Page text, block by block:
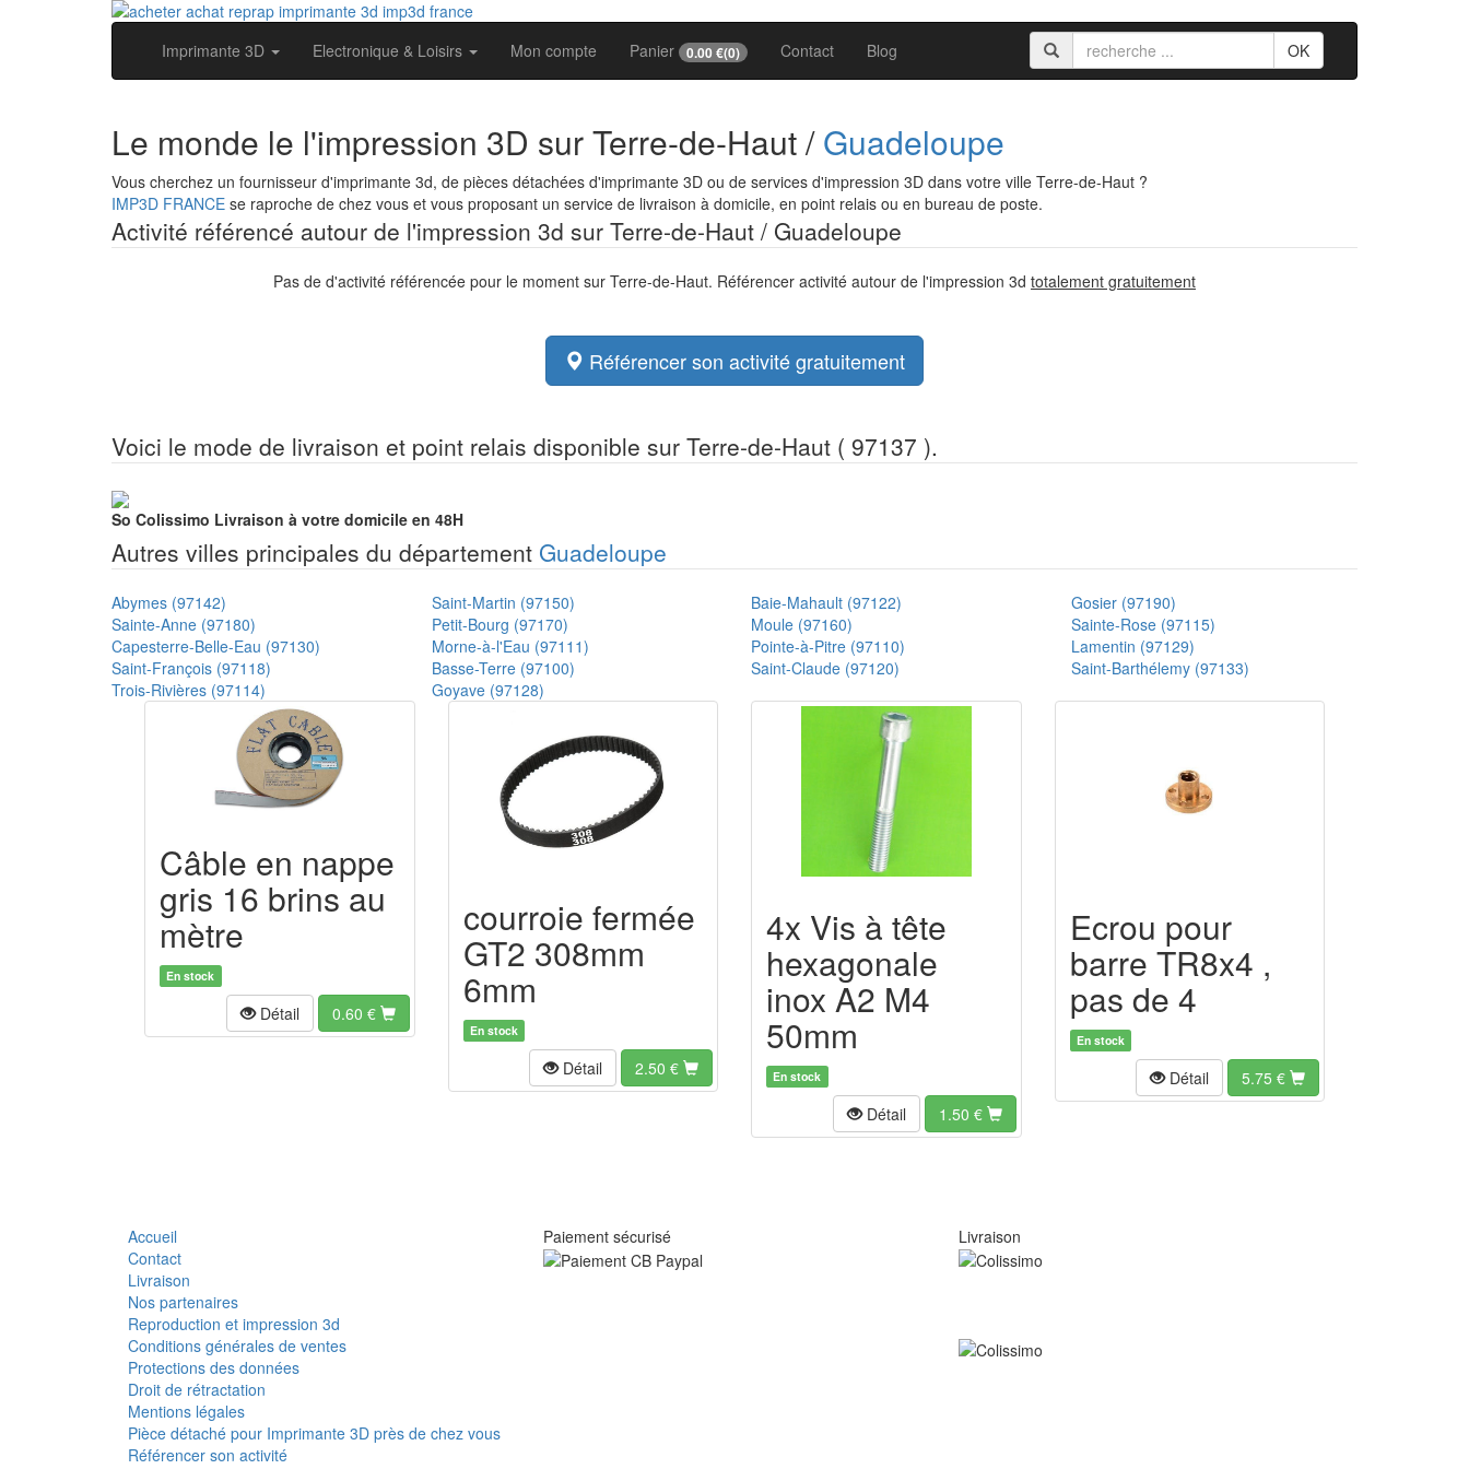
Imprimante 3D Electronique & Loisirs Mon compte Panier 0.00 €(0) Contact Blog OK
Le monde le l'impression 3D sur Terre-de-Haut /Guadeloupe
Vous cherchez un fournisseur d'imprimante 3d, de pièces détachées d'imprimante 3D ou de services d'impression 3D dans votre ville Terre-de-Haut ?
IMP3D FRANCE se raproche de chez vous et vous proposant un service de livraison à domicile, en point relais ou en bureau de poste.
Activité référencé autour de l'impression 3d sur Terre-de-Haut / Guadeloupe
Pas de d'activité référencée pour le moment sur Terre-de-Haut. Référencer activité autour de l'impression 3d totalement gratuitement
Référencer son activité gratuitement
Voici le mode de livraison et point relais disponible sur Terre-de-Haut ( 97137 ).
So Colissimo Livraison à votre domicile en 48H
Autres villes principales du département Guadeloupe
Abymes (97142) Saint-Martin (97150) Baie-Mahault (97122)
Gosier (97190)
Sainte-Anne (97180)
Petit-Bourg (97170) Moule (97160)
Sainte-Rose (97115)
Capesterre-Belle-Eau (97130)
Morne-à-l'Eau (97111) Pointe-à-Pitre (97110)
Lamentin (97129)
Saint-François (97118)
Basse-Terre (97100) Saint-Claude (97120)
Saint-Barthélemy (97133)
Trois-Rivières (97114)
Goyave (97128)
Câble en nappe
gris 16 brins au
mètre
En stock
Détail 0.60 €
courroie fermée
GT2 308mm
6mm
En stock
Détail 2.50 €
4x Vis à tête
hexagonale
inox A2 M4
50mm
En stock
Détail 1.50 €
Ecrou pour
barre TR8x4 ,
pas de 4
En stock
Détail 5.75 €
Accueil
Contact
Livraison
Nos partenaires
Reproduction et impression 3d
Conditions générales de ventes
Protections des données
Droit de rétractation
Mentions légales
Pièce détaché pour Imprimante 3D près de chez vous
Référencer son activité
Paiement sécurisé Livraison